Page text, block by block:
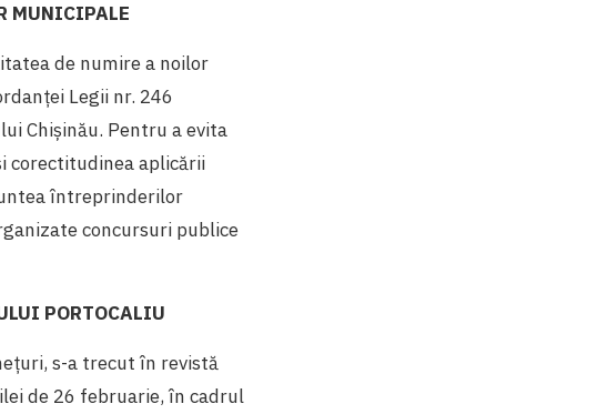
MUNICIPALE
de numire a noilor
Legii nr. 246
Chișinău. Pentru a evita
corectitudinea aplicării
întreprinderilor
concursuri publice
PORTOCALIU
s-a trecut în revistă
de 26 februarie, în cadrul